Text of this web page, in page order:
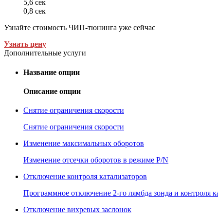
5,6 сек
0,8 сек
Узнайте стоимость ЧИП-тюнинга уже сейчас
Узнать цену
Дополнительные услуги
Название опции
Описание опции
Снятие ограничения скорости
Снятие ограничения скорости
Изменение максимальных оборотов
Изменение отсечки оборотов в режиме P/N
Отключение контроля катализаторов
Программное отключение 2-го лямбда зонда и контроля
Отключение вихревых заслонок